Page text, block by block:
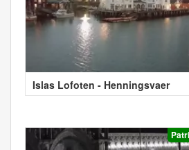
Islas Lofoten - Henningsvaer